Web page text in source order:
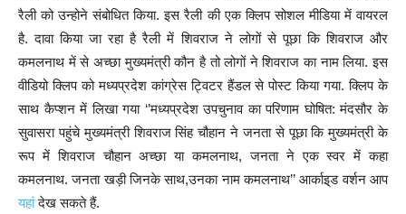
रैली को उन्होने संबोधित किया. इस रैली की एक क्लिप सोशल मीडिया में वायरल
है. दावा किया जा रहा है रैली में शिवराज ने लोगों से पूछा कि शिवराज और
कमलनाथ में से अच्छा मुख्यमंत्री कौन है तो लोगों ने शिवराज का नाम लिया. इस
वीडियो क्लिप को मध्यप्रदेश कांग्रेस ट्विटर हैंडल से पोस्ट किया गया. क्लिप के
साथ कैप्शन में लिखा गया ‘’मध्यप्रदेश उपचुनाव का परिणाम घोषित: मंदसौर के
सुवासरा पहुंचे मुख्यमंत्री शिवराज सिंह चौहान ने जनता से पूछा कि मुख्यमंत्री के
रूप में शिवराज चौहान अच्छा या कमलनाथ, जनता ने एक स्वर में कहा
कमलनाथ. जनता खड़ी जिनके साथ,उनका नाम कमलनाथ’’ आर्काइ्ड वर्शन आप
यहांदेख सकते हैं.